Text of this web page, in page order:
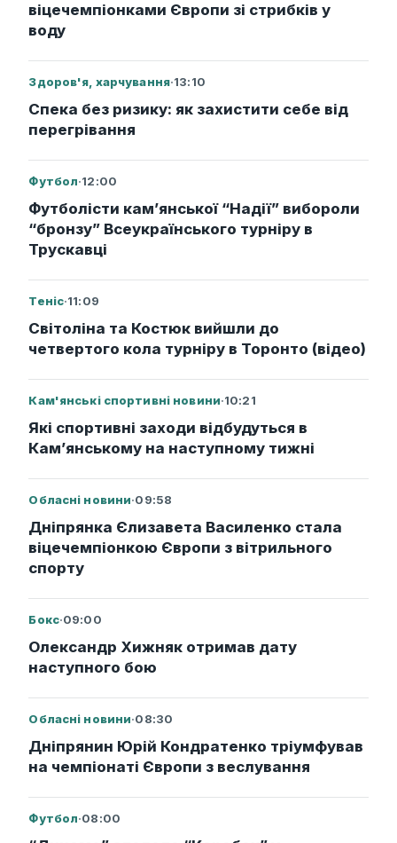
віцечемпіонками Європи зі стрибків у
воду
Здоров'я, харчування·13:10
Спека без ризику: як захистити себе від
перегрівання
Футбол·12:00
Футболісти кам’янської “Надії” вибороли
“бронзу” Всеукраїнського турніру в
Трускавці
Теніс·11:09
Світоліна та Костюк вийшли до
четвертого кола турніру в Торонто (відео)
Кам'янські спортивні новини·10:21
Які спортивні заходи відбудуться в
Кам’янському на наступному тижні
Обласні новини·09:58
Дніпрянка Єлизавета Василенко стала
віцечемпіонкою Європи з вітрильного
спорту
Бокс·09:00
Олександр Хижняк отримав дату
наступного бою
Обласні новини·08:30
Дніпрянин Юрій Кондратенко тріумфував
на чемпіонаті Європи з веслування
Футбол·08:00